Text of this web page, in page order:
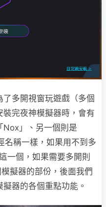
多開視窗玩遊戲（多個
完夜神模擬器時，會有
Nox」、另一個則是
名稱一樣，如果用不到多
一個，如果需要多開則
擬器的部份，後面我們
器的各個重點功能。